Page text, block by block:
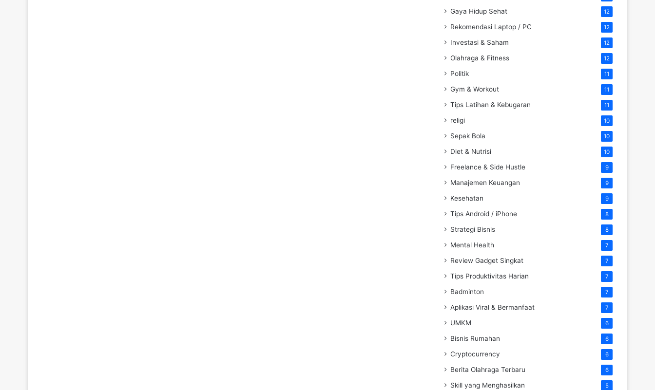
Gaya Hidup Sehat 12
Rekomendasi Laptop / PC 12
Investasi & Saham 12
Olahraga & Fitness 12
Politik 11
Gym & Workout 11
Tips Latihan & Kebugaran 11
religi 10
Sepak Bola 10
Diet & Nutrisi 10
Freelance & Side Hustle 9
Manajemen Keuangan 9
Kesehatan 9
Tips Android / iPhone 8
Strategi Bisnis 8
Mental Health 7
Review Gadget Singkat 7
Tips Produktivitas Harian 7
Badminton 7
Aplikasi Viral & Bermanfaat 7
UMKM 6
Bisnis Rumahan 6
Cryptocurrency 6
Berita Olahraga Terbaru 6
Skill yang Menghasilkan 5